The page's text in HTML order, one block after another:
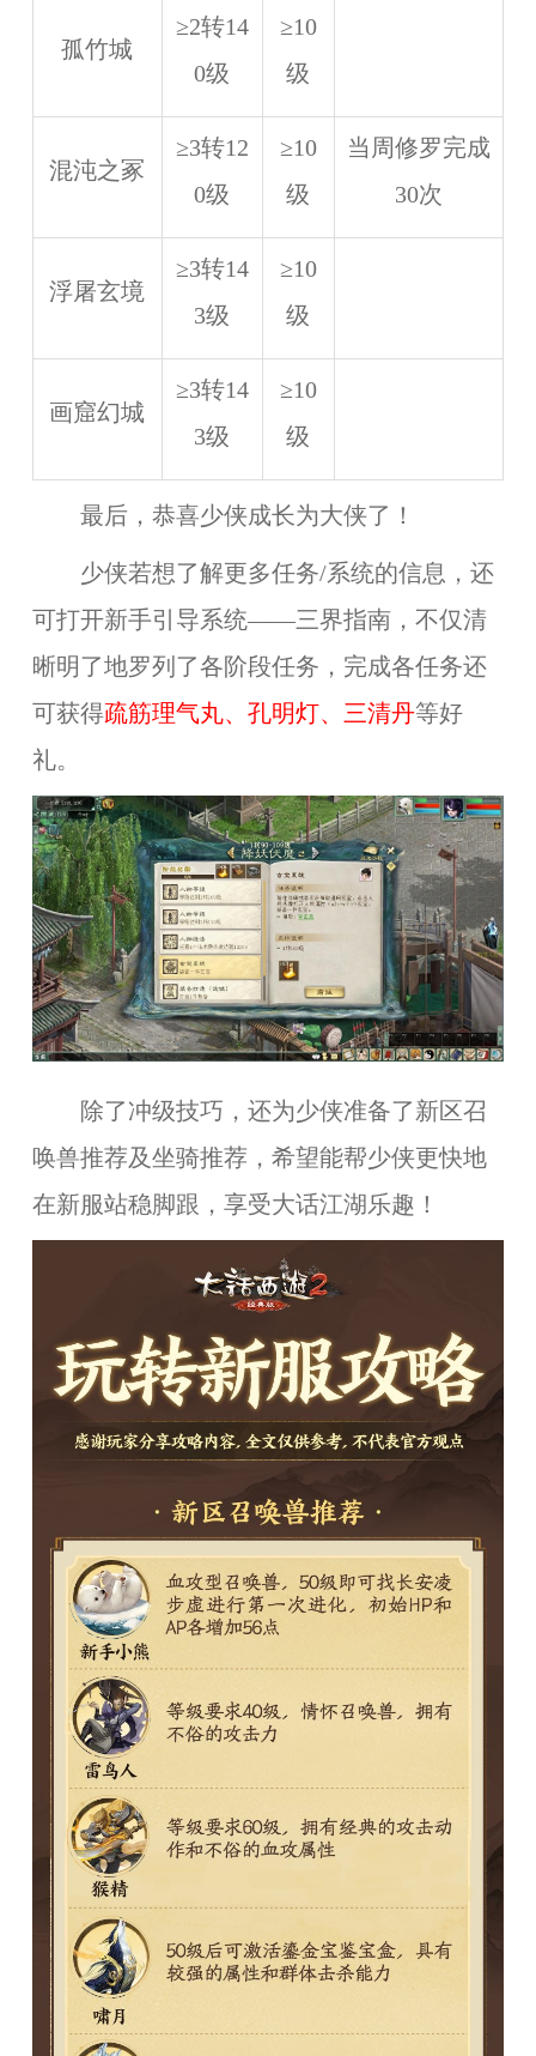
孤竹城
≥2转14
0级
≥10
级
混沌之冢
≥3转12
0级
≥10
级
当周修罗完成
30次
浮屠玄境
≥3转14
3级
≥10
级
画窟幻城
≥3转14
3级
≥10
级
最后，恭喜少侠成长为大侠了！
少侠若想了解更多任务/系统的信息，还
可打开新手引导系统——三界指南，不仅清
晰明了地罗列了各阶段任务，完成各任务还
可获得疏筋理气丸、孔明灯、三清丹等好
礼。
除了冲级技巧，还为少侠准备了新区召
唤兽推荐及坐骑推荐，希望能帮少侠更快地
在新服站稳脚跟，享受大话江湖乐趣！